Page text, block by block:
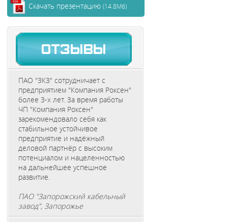
Скачать презентацию(14.8Мб)
ПАО "ЗКЗ" сотрудничает с
предприятием "Компания Роксен"
более 3-х лет. За время работы
ЧП "Компания Роксен"
зарекомендовало себя как
стабильное устойчивое
предприятие и надёжный
деловой партнёр с высоким
потенциалом и нацеленностью
на дальнейшее успешное
развитие.
ПАО "Запорожский кабельный
завод", Запорожье